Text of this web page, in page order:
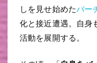
しを見せ始めたバー
化と接近遭遇。自身
活動を展開する。